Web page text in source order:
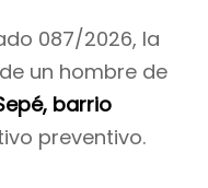
087/2026, la
un hombre de
barrio
preventivo.